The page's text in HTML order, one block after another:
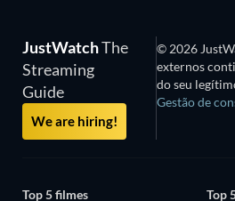
JustWatchThe
Streaming
Guide
We are hiring!
© 2026
externos
do seu
Gestão de
Top 5 filmes
Top